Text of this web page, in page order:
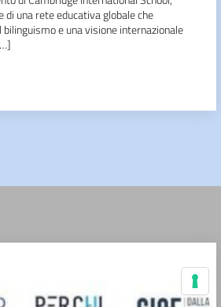
una rete educativa globale che
bilinguismo e una visione internazionale
Le